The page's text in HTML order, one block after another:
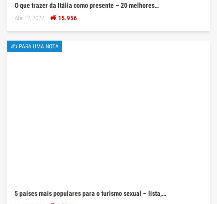
O que trazer da Itália como presente – 20 melhores…
Abr 12, 2022 15.956
✍ PARA UMA NOTA
5 países mais populares para o turismo sexual – lista,…